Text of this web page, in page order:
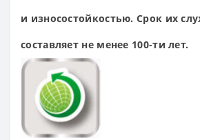
и износостойкостью. Срок их
составляет не менее 100-ти лет.